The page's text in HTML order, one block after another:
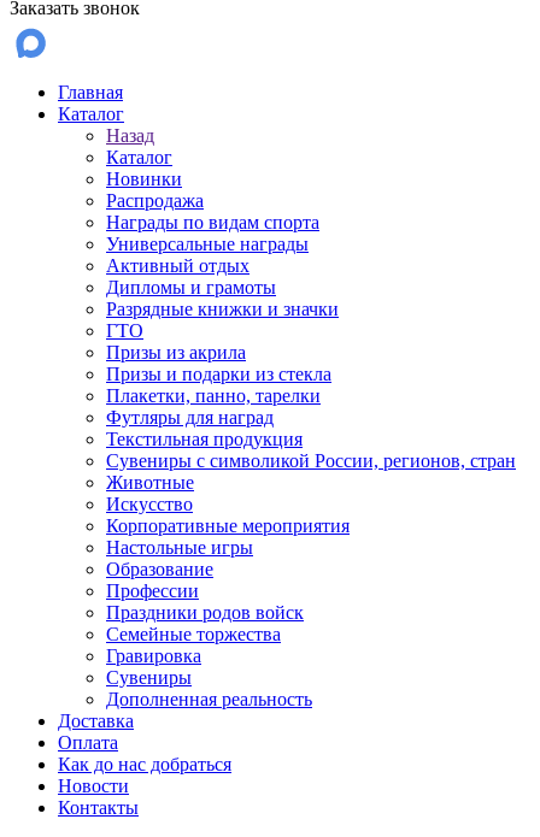
Заказать звонок
Главная
Каталог
Назад
Каталог
Новинки
Распродажа
Награды по видам спорта
Универсальные награды
Активный отдых
Дипломы и грамоты
Разрядные книжки и значки
ГТО
Призы из акрила
Призы и подарки из стекла
Плакетки, панно, тарелки
Футляры для наград
Текстильная продукция
Сувениры с символикой России, регионов, стран
Животные
Искусство
Корпоративные мероприятия
Настольные игры
Образование
Профессии
Праздники родов войск
Семейные торжества
Гравировка
Сувениры
Дополненная реальность
Доставка
Оплата
Как до нас добраться
Новости
Контакты